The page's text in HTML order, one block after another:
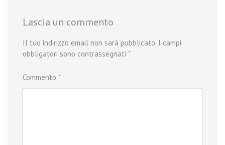
Lascia un commento
Il tuo indirizzo email non sarà pubblicato. I campi
obbligatori sono contrassegnati *
Commento *